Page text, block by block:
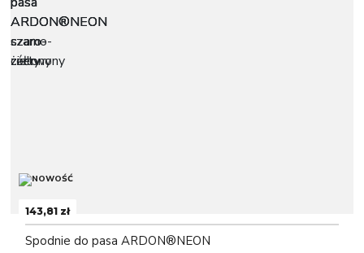
143,81 zł
Spodnie do pasa ARDON®NEON